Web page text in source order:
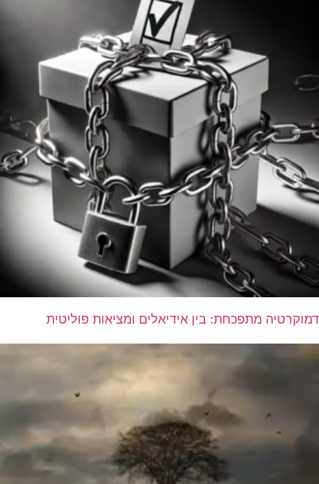
דמוקרטיה מתפכחת: בין אידיאלים ומציאות פוליטית